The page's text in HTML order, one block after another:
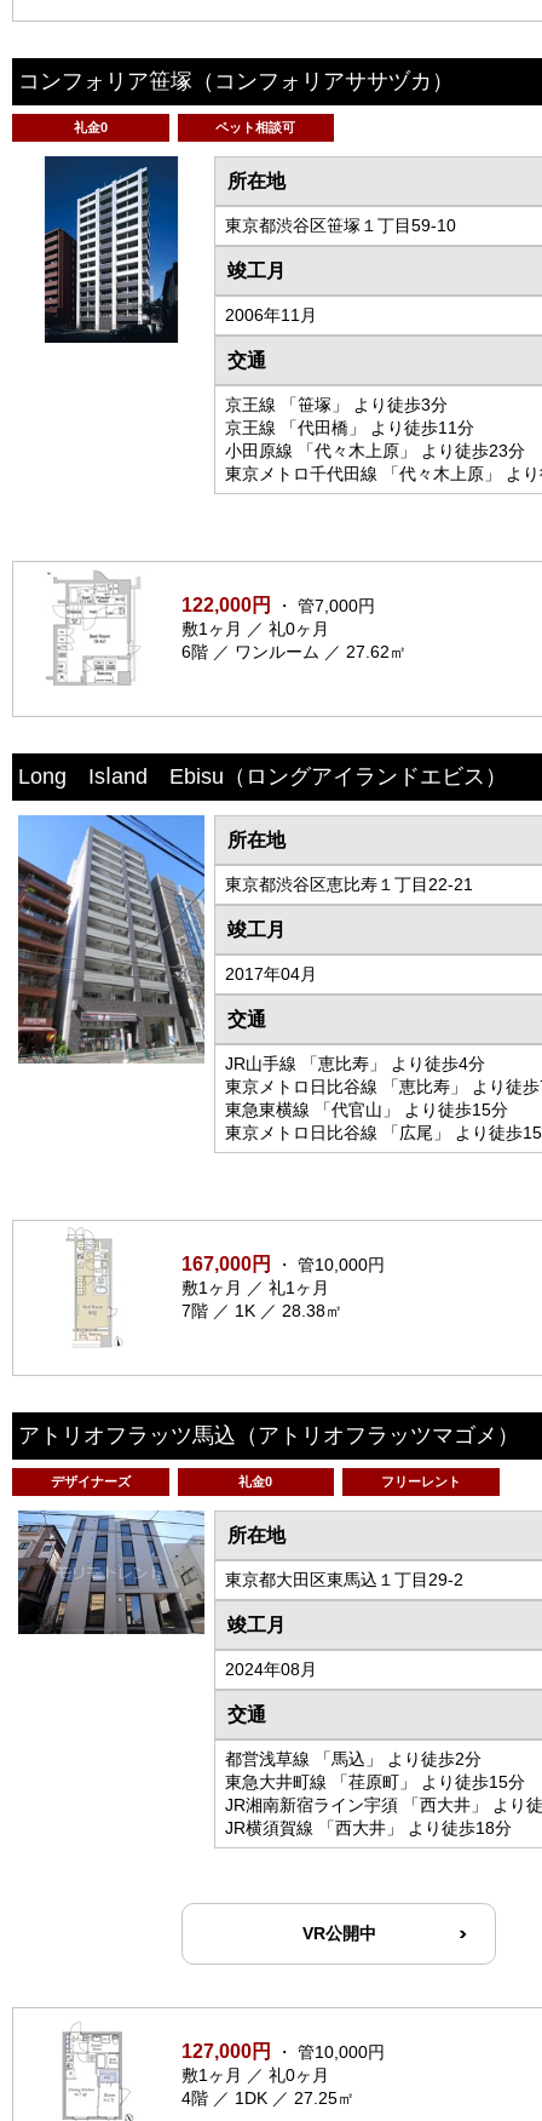
コンフォリア笹塚 （コンフォリアササヅカ）
礼金0 ペット相談可
所在地
東京都渋谷区笹塚１丁目59-10
竣工月
2006年11月
交通
京王線 「笹塚」 より徒歩3分
京王線 「代田橋」 より徒歩11分
小田原線 「代々木上原」 より徒歩23分
東京メトロ千代田線 「代々木上原」 よ
122,000円
・ 管7,000円
敷1ヶ月 ／ 礼0ヶ月
6階 ／ ワンルーム ／ 27.62㎡
Long Isⅼand Ebisu （ロングアイランドエビス）
所在地
東京都渋谷区恵比寿１丁目22-21
竣工月
2017年04月
交通
JR山手線 「恵比寿」 より徒歩4分
東京メトロ日比谷線 「恵比寿」 より徒
東急東横線 「代官山」 より徒歩15分
東京メトロ日比谷線 「広尾」 より徒歩
167,000円
・ 管10,000円
敷1ヶ月 ／ 礼1ヶ月
7階 ／ 1K ／ 28.38㎡
アトリオフラッツ馬込 （アトリオフラッツマゴメ）
デザイナーズ 礼金0 フリーレント
所在地
東京都大田区東馬込１丁目29-2
竣工月
2024年08月
交通
都営浅草線 「馬込」 より徒歩2分
東急大井町線 「荏原町」 より徒歩15分
JR湘南新宿ライン宇須 「西大井」 より
JR横須賀線 「西大井」 より徒歩18分
VR公開中
127,000円
・ 管10,000円
敷1ヶ月 ／ 礼0ヶ月
4階 ／ 1DK ／ 27.25㎡